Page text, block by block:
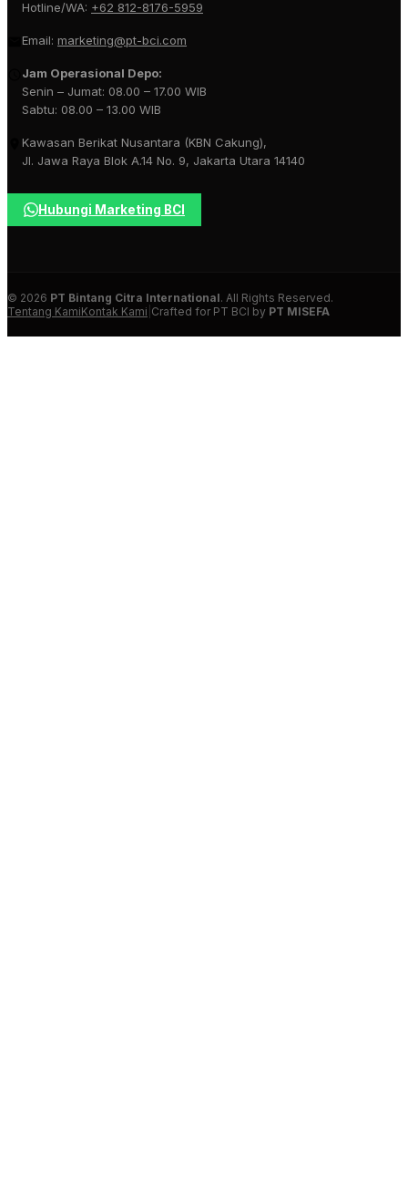
Hotline/WA: +62 812-8176-5959
Email: marketing@pt-bci.com
Jam Operasional Depo:
Senin – Jumat: 08.00 – 17.00 WIB
Sabtu: 08.00 – 13.00 WIB
Kawasan Berikat Nusantara (KBN Cakung),
Jl. Jawa Raya Blok A.14 No. 9, Jakarta Utara 14140
Hubungi Marketing BCI
© 2026 PT Bintang Citra International. All Rights Reserved.
Tentang KamiKontak Kami Crafted for PT BCI by PT MISEFA